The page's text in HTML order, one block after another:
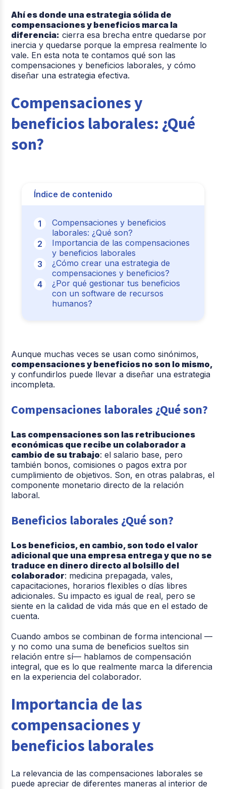
Ahí es donde una estrategia sólida de
compensaciones y beneficios marca la
diferencia: cierra esa brecha entre quedarse por
inercia y quedarse porque la empresa realmente lo
vale. En esta nota te contamos qué son las
compensaciones y beneficios laborales, y cómo
diseñar una estrategia efectiva.
Compensaciones y
beneficios laborales: ¿Qué
son?
Índice de contenido
Compensaciones y beneficios
laborales: ¿Qué son?
Importancia de las compensaciones
y beneficios laborales
¿Cómo crear una estrategia de
compensaciones y beneficios?
¿Por qué gestionar tus beneficios
con un software de recursos
humanos?
Aunque muchas veces se usan como sinónimos,
compensaciones y beneficios no son lo mismo,
y confundirlos puede llevar a diseñar una estrategia
incompleta.
Compensaciones laborales ¿Qué son?
Las compensaciones son las retribuciones
económicas que recibe un colaborador a
cambio de su trabajo: el salario base, pero
también bonos, comisiones o pagos extra por
cumplimiento de objetivos. Son, en otras palabras, el
componente monetario directo de la relación
laboral.
Beneficios laborales ¿Qué son?
Los beneficios, en cambio, son todo el valor
adicional que una empresa entrega y que no se
traduce en dinero directo al bolsillo del
colaborador: medicina prepagada, vales,
capacitaciones, horarios flexibles o días libres
adicionales. Su impacto es igual de real, pero se
siente en la calidad de vida más que en el estado de
cuenta.
Cuando ambos se combinan de forma intencional —
y no como una suma de beneficios sueltos sin
relación entre sí— hablamos de compensación
integral, que es lo que realmente marca la diferencia
en la experiencia del colaborador.
Importancia de las
compensaciones y
beneficios laborales
La relevancia de las compensaciones laborales se
puede apreciar de diferentes maneras al interior de